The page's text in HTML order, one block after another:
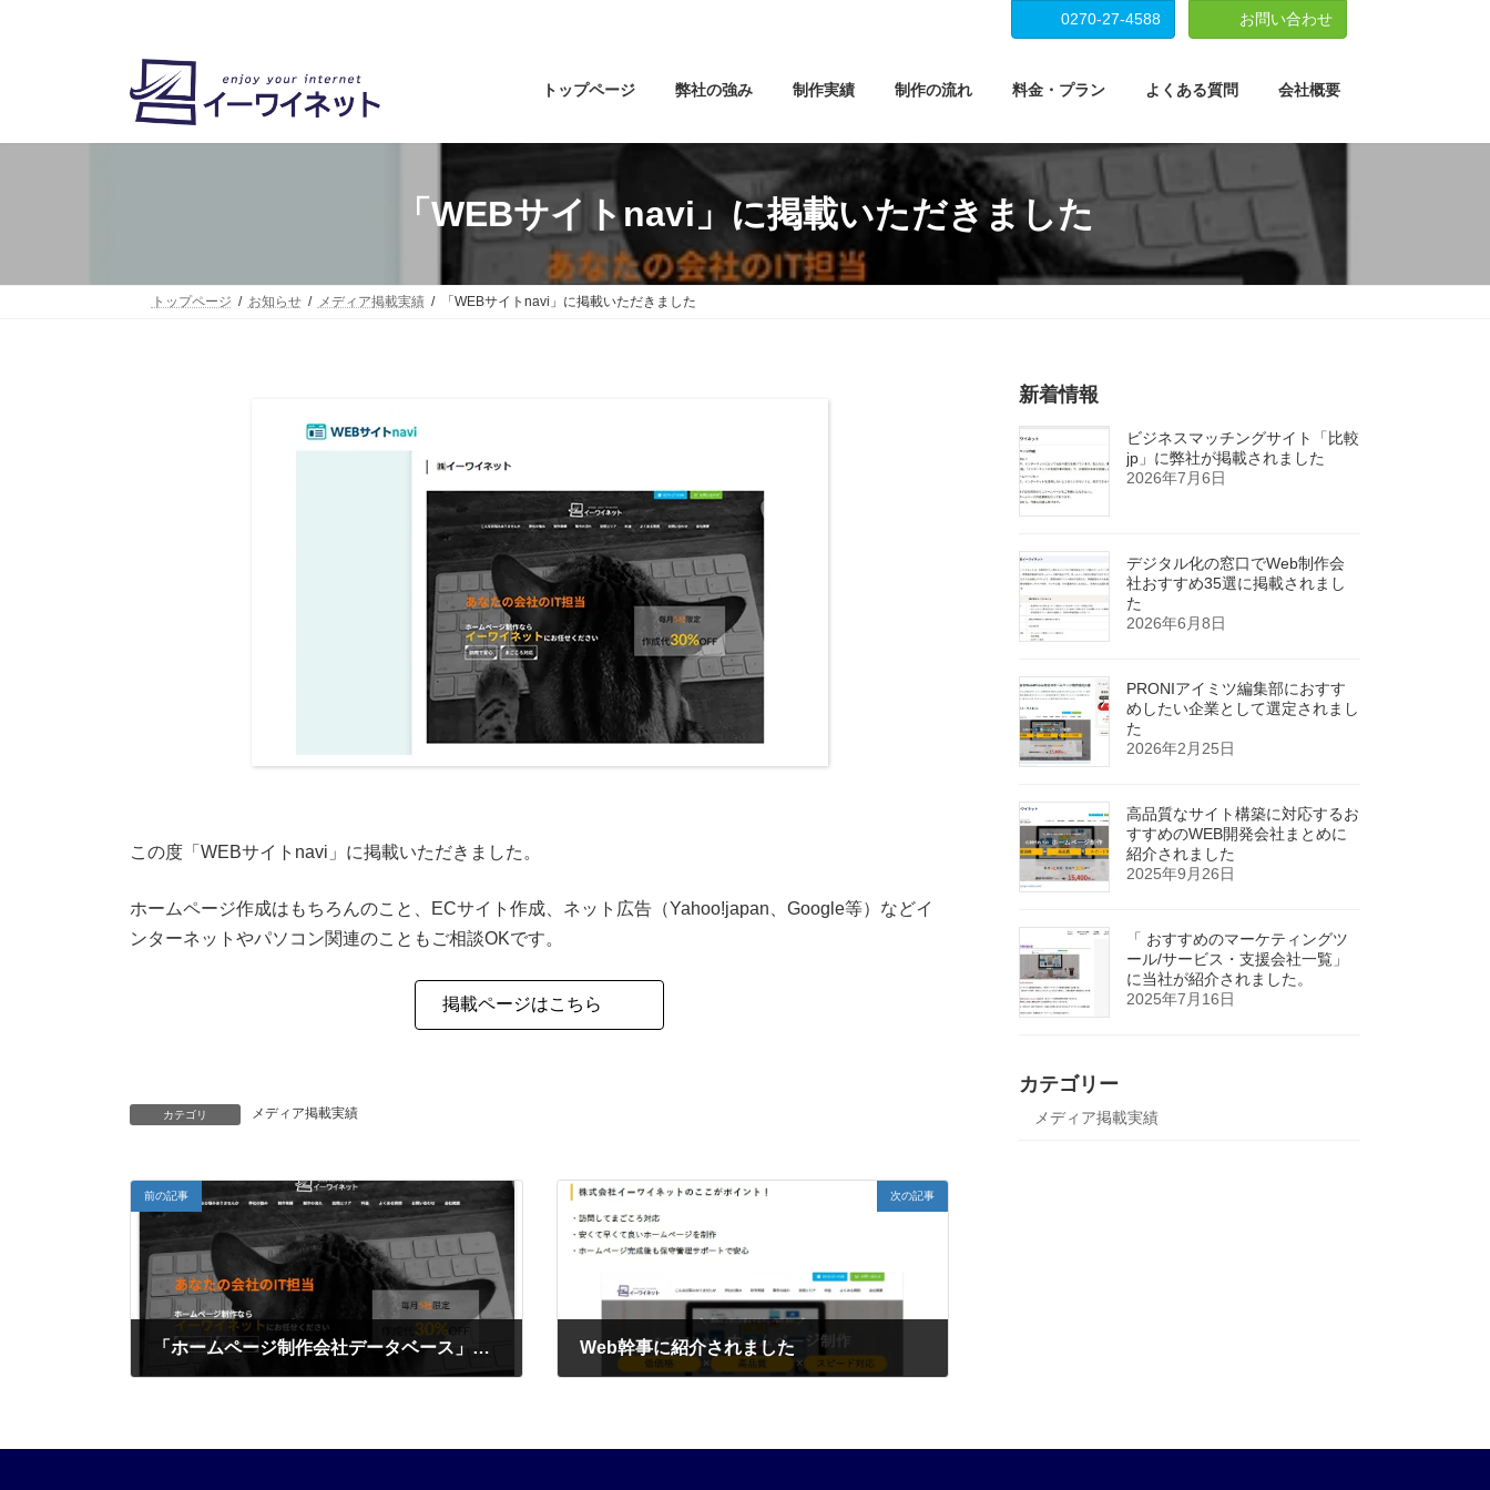
ス
ン
0270-27-4588 お問い合わせ
トップページ 弊社の強み 制作実績 制作の流れ 料金・プラン よくある質問 会社概要
「WEBサイトnavi」に掲載いただきました
トップページ お知らせ メディア掲載実績 「WEBサイトnavi」に掲載いただきました
この度「WEBサイトnavi」に掲載いただきました。
ホームページ作成はもちろんのこと、ECサイト作成、ネット広告（Yahoo!japan、Google等）などイ
ンターネットやパソコン関連のこともご相談OKです。
掲載ページはこちら
カテゴリ メディア掲載実績
前の記事
「ホームページ制作会社データベース」に掲載いただきました
次の記事
Web幹事に紹介されました
新着情報
ビジネスマッチングサイト「比較
jp」に弊社が掲載されました
2026年7月6日
デジタル化の窓口でWeb制作会
社おすすめ35選に掲載されまし
た
2026年6月8日
PRONIアイミツ編集部におすす
めしたい企業として選定されまし
た
2026年2月25日
高品質なサイト構築に対応するお
すすめのWEB開発会社まとめに
紹介されました
2025年9月26日
「 おすすめのマーケティングツ
ール/サービス・支援会社一覧」
に当社が紹介されました。
2025年7月16日
カテゴリー
メディア掲載実績